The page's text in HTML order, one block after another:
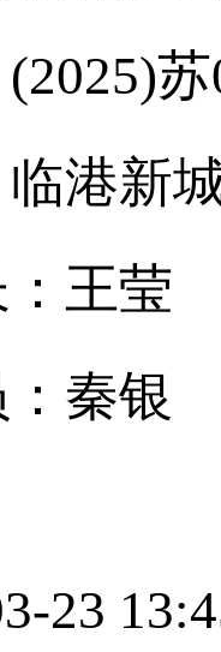
(2025)
港新
王莹
秦银
23